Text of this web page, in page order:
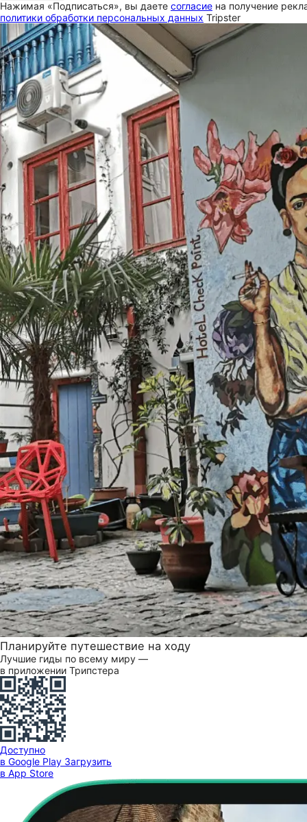
Нажимая «Подписаться», вы даете согласие на получение
политики обработки персональных данных Tripster
Планируйте путешествие на ходу
Лучшие гиды по всему миру —
в приложении Трипстера
Доступно
в Google Play Загрузить
в App Store